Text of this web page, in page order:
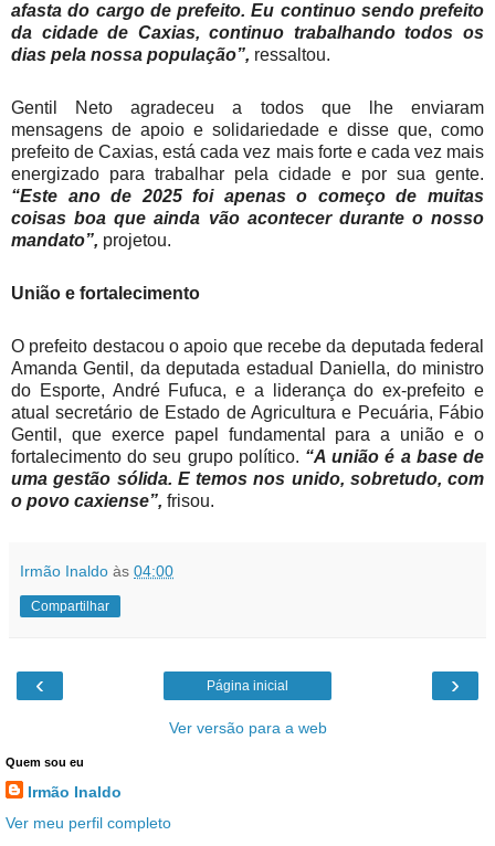
afasta do cargo de prefeito. Eu continuo sendo prefeito
da cidade de Caxias, continuo trabalhando todos os
dias pela nossa população”, ressaltou.
Gentil Neto agradeceu a todos que lhe enviaram
mensagens de apoio e solidariedade e disse que, como
prefeito de Caxias, está cada vez mais forte e cada vez mais
energizado para trabalhar pela cidade e por sua gente.
“Este ano de 2025 foi apenas o começo de muitas
coisas boa que ainda vão acontecer durante o nosso
mandato”, projetou.
União e fortalecimento
O prefeito destacou o apoio que recebe da deputada federal
Amanda Gentil, da deputada estadual Daniella, do ministro
do Esporte, André Fufuca, e a liderança do ex-prefeito e
atual secretário de Estado de Agricultura e Pecuária, Fábio
Gentil, que exerce papel fundamental para a união e o
fortalecimento do seu grupo político. “A união é a base de
uma gestão sólida. E temos nos unido, sobretudo, com
o povo caxiense”, frisou.
Irmão Inaldo às 04:00
Compartilhar
‹ ›
Página inicial
Ver versão para a web
Quem sou eu
Irmão Inaldo
Ver meu perfil completo